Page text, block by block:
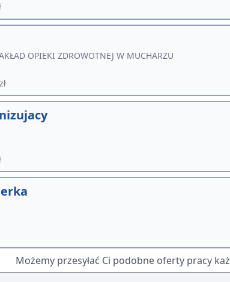
OPIEKI ZDROWOTNEJ W MUCHARZU
Możemy przesyłać Ci podobne oferty pracy